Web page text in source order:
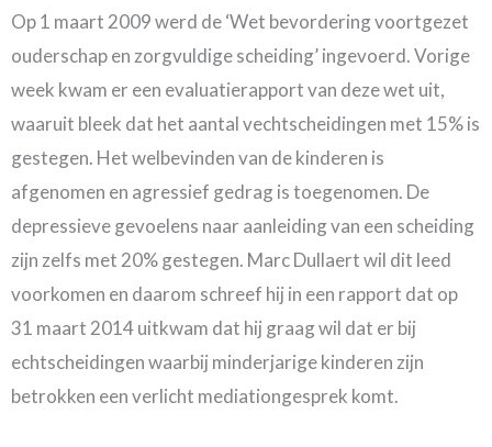
Op 1 maart 2009 werd de ‘Wet bevordering voortgezet
ouderschap en zorgvuldige scheiding’ ingevoerd. Vorige
week kwam er een evaluatierapport van deze wet uit,
waaruit bleek dat het aantal vechtscheidingen met 15% is
gestegen. Het welbevinden van de kinderen is
afgenomen en agressief gedrag is toegenomen. De
depressieve gevoelens naar aanleiding van een scheiding
zijn zelfs met 20% gestegen. Marc Dullaert wil dit leed
voorkomen en daarom schreef hij in een rapport dat op
31 maart 2014 uitkwam dat hij graag wil dat er bij
echtscheidingen waarbij minderjarige kinderen zijn
betrokken een verlicht mediationgesprek komt.